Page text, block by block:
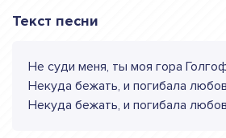
Текст песни
Не суди меня, ты моя гора
Некуда бежать, и погибала
Некуда бежать, и погибала